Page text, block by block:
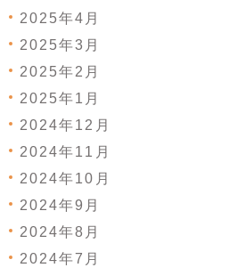
2025年4月
2025年3月
2025年2月
2025年1月
2024年12月
2024年11月
2024年10月
2024年9月
2024年8月
2024年7月